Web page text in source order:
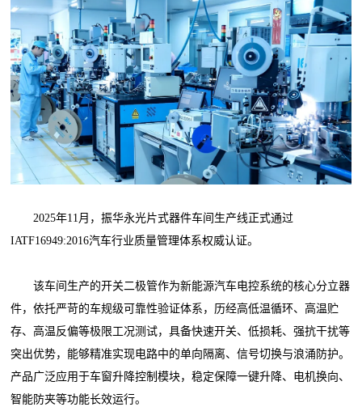
2025年11月，振华永光片式器件车间生产线正式通过
IATF16949:2016汽车行业质量管理体系权威认证。
该车间生产的开关二极管作为新能源汽车电控系统的核心分立器
件，依托严苛的车规级可靠性验证体系，历经高低温循环、高温贮
存、高温反偏等极限工况测试，具备快速开关、低损耗、强抗干扰等
突出优势，能够精准实现电路中的单向隔离、信号切换与浪涌防护。
产品广泛应用于车窗升降控制模块，稳定保障一键升降、电机换向、
智能防夹等功能长效运行。